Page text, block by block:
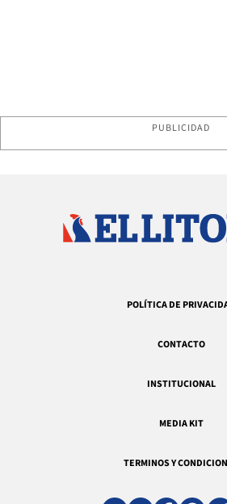
PUBLICIDAD
POLÍTICA DE
CONTACTO
INSTITUCIONAL
MEDIA KIT
TERMINOS Y